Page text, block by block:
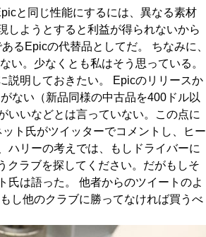
と同じ性能にするには、異なる素材
しようとすると利益が得られないから
るEpicの代替品としてだ。 ちなみに、
い。少なくとも私はそう思っている。
説明しておきたい。 Epicのリリースか
ない（新品同様の中古品を400ドル以
いいなどとは言っていない。この点に
ト氏がツイッターでコメントし、ヒー
ハリーの考えでは、もしドライバーに
クラブを探してください。だがもしそ
氏は語った。 他者からのツイートのよ
し他のクラブに勝ってなければ買うべ